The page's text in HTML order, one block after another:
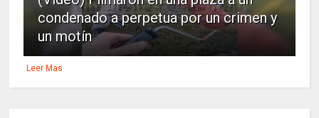
condenado a perpetua por un crimen y
un motín
Leer Mas